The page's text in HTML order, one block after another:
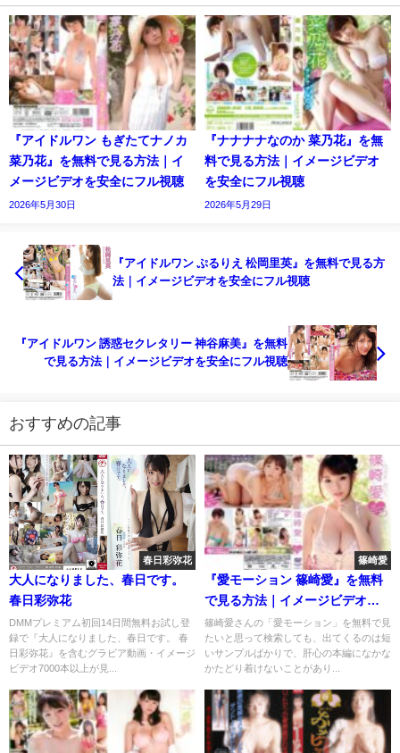
『アイドルワン もぎたてナノカ
菜乃花』を無料で見る方法｜イ
メージビデオを安全にフル視聴
2026年5月30日
『ナナナナなのか 菜乃花』を無
料で見る方法｜イメージビデオ
を安全にフル視聴
2026年5月29日
『アイドルワン ぷるりえ 松岡里英』を無料で見る方
法｜イメージビデオを安全にフル視聴
『アイドルワン 誘惑セクレタリー 神谷麻美』を無料
で見る方法｜イメージビデオを安全にフル視聴
おすすめの記事
春日彩弥花
大人になりました、春日です。
春日彩弥花
DMMプレミアム初回14日間無料お試し登
録で『大人になりました、春日です。 春
日彩弥花』を含むグラビア動画・イメージ
ビデオ7000本以上が見...
篠崎愛
『愛モーション 篠崎愛』を無料
で見る方法｜イメージビデオを
安全にフル視聴
篠崎愛さんの「愛モーション」を無料で見
たいと思って検索しても、出てくるのは短
いサンプルばかりで、肝心の本編になかな
かたどり着けないことがあり...